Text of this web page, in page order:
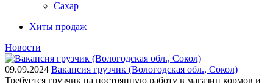
Сахар
Хиты продаж
Новости
09.09.2024 Вакансия грузчик (Вологодская обл., Сокол)
Требуется грузчик на постоянную работу в магазин кормов и